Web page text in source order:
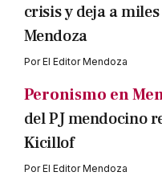
crisis y deja a
Mendoza
PorEl Editor Mendoza
Peronismo en
del PJ mendocino
Kicillof
PorEl Editor Mendoza